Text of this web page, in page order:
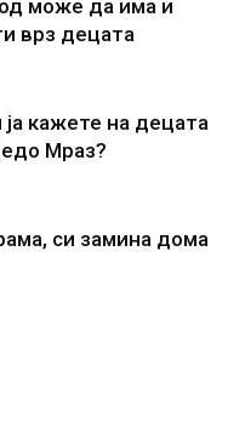
може да има и
врз децата
кажете на децата
Мраз?
си замина дома